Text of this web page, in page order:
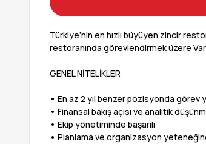
Türkiye’nin en hızlı büyüyen zincir
restoranında görevlendirmek üzere
GENEL NİTELİKLER
• En az 2 yıl benzer pozisyonda görev
• Finansal bakış açısı ve analitik
• Ekip yönetiminde başarılı
• Planlama ve organizasyon